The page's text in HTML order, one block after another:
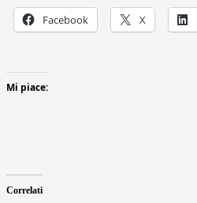
Facebook X
Mi piace:
Correlati